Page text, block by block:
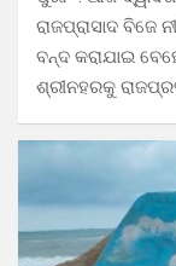
ରାଜପ୍ରାସାଦ ବିଜେ
ବନ୍ଦ କରାଯାଇ
ଶ୍ରୀନହରକୁ